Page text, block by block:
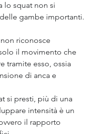
lo squat non si
gambe importanti.
riconosce
il movimento che
tramite esso, ossia
di anca e
si presti, più di una
intensità è un
il rapporto